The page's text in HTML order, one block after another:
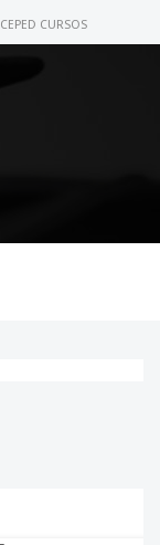
CEPED CURSOS